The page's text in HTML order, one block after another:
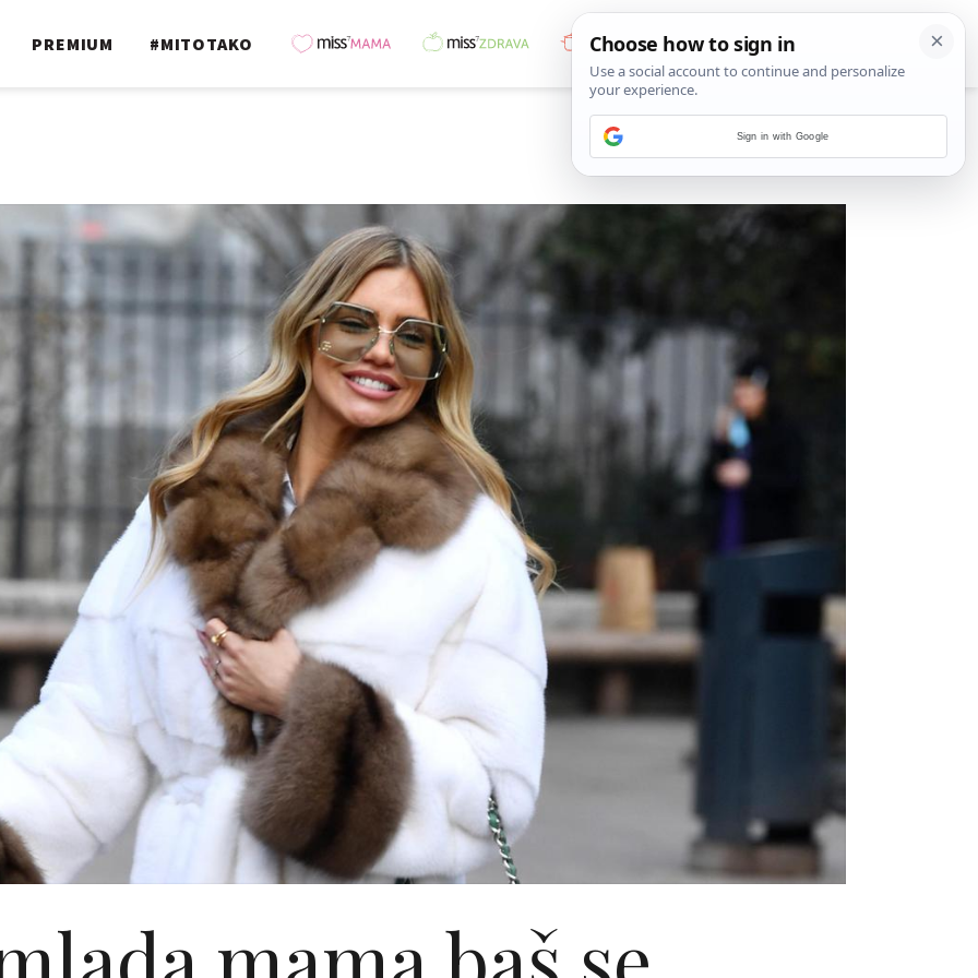
PREMIUM #MITOTAKO
Sign in with Google